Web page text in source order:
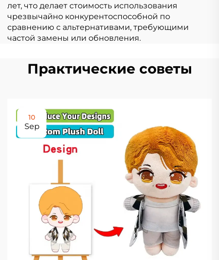
лет, что делает стоимость использования
чрезвычайно конкурентоспособной по
сравнению с альтернативами, требующими
частой замены или обновления.
Практические советы
10
Sep